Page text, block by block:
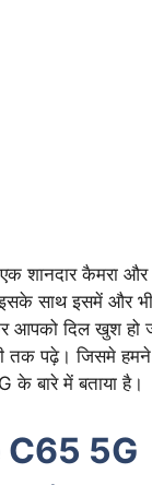
शानदार कैमरा
साथ इसमें और
आपको दिल खुश हो
पढ़े। जिसमे हमने
बारे में बताया है।
C65 5G